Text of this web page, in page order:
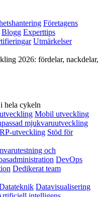
Företagens
Blogg Experttips
Utmärkelser
2026: fördelar, nackdelar,
hela cykeln
Mobil utveckling
mjukvaruutveckling
utveckling Stöd för
och
DevOps
Dedikerat team
Datavisualisering